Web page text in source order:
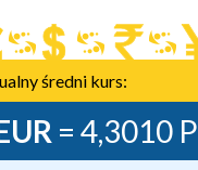
średni kurs:
= 4,3010